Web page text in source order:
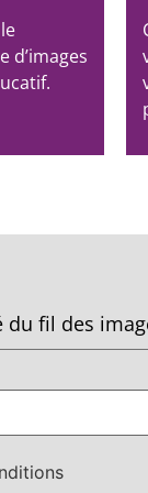
d’images
du fil des